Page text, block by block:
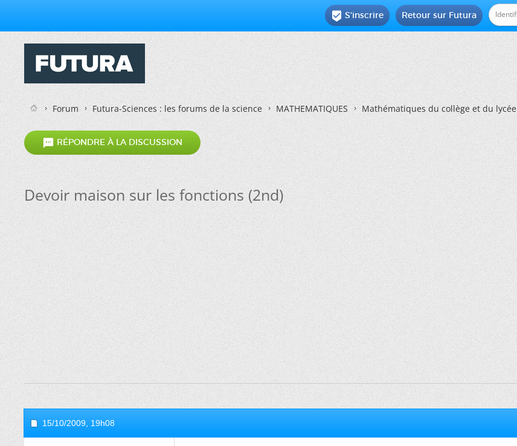
Retour sur Futura
 S'inscrire
Forum Futura-Sciences : les forums de la science MATHEMATIQUES Mathématiques du collège et du lycée
 RÉPONDRE À LA DISCUSSION
Devoir maison sur les fonctions (2nd)
15/10/2009, 19h08